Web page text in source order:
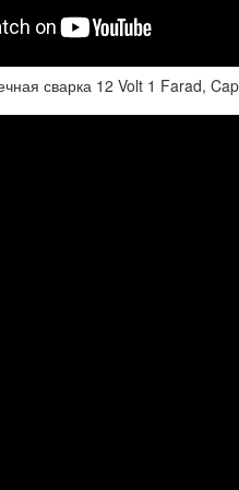
сварка 12 Volt 1 Farad,